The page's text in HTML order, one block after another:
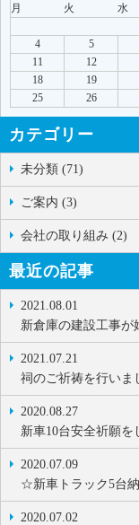
月
火 水
4
5
11
12
18
19
25
26
カテゴリー
未分類 (71)
ご案内 (3)
会社の取り組み (2)
最近の記事
2021.08.01
新倉庫の建設工事が
2021.07.21
祠のご祈祷を行いま
2020.08.27
新車10台安全祈願を
2020.07.09
☆新車トラック5台
2020.07.02